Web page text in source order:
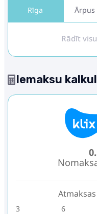
Rīga Ārpus
Rādīt
Iemaksu
3 6